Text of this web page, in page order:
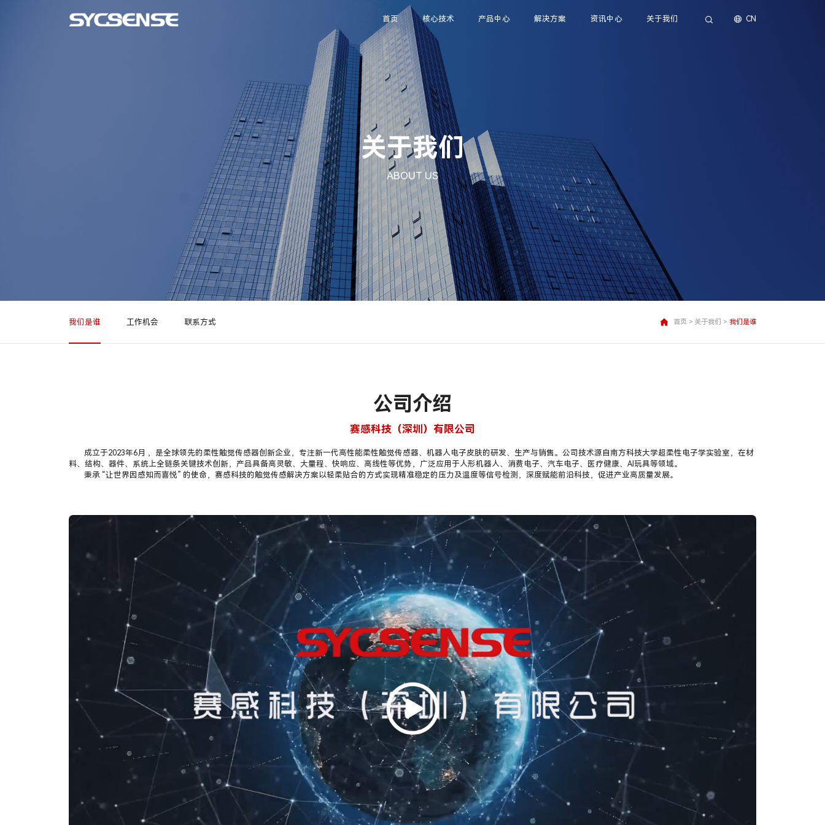
首页 核心技术 产品中心 解决方案 资讯中心 关于我们 CN
关于我们
ABOUT US
首页 > 关于我们 > 我们是谁
我们是谁 工作机会 联系方式
公司介绍
赛感科技（深圳）有限公司
成立于2023年6月 ，是全球领先的柔性触觉传感器创新企业，专注新一代高性能柔性触觉传感器、机器人电子皮肤的研发、生产与销售。公司技术源自南方科技大学超柔性电子学实验室，在材
料、结构、器件、系统上全链条关键技术创新，产品具备高灵敏、大量程、快响应、高线性等优势，广泛应用于人形机器人、消费电子、汽车电子、医疗健康、AI玩具等领域。
秉承 “让世界因感知而喜悦” 的使命，赛感科技的触觉传感解决方案以轻柔贴合的方式实现精准稳定的压力及温度等信号检测，深度赋能前沿科技，促进产业高质量发展。